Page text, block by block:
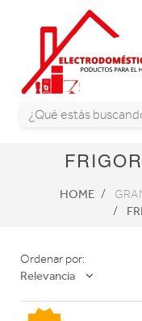
HOME
Ordenar por:
Relevancia